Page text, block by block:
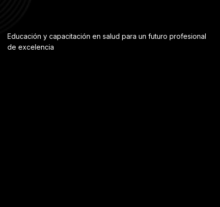
Educación y capacitación en salud para un futuro profesional
de excelencia